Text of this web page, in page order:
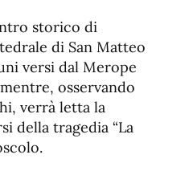
storico di
di San Matteo
versi dal Merope
osservando
verrà letta la
della tragedia “La